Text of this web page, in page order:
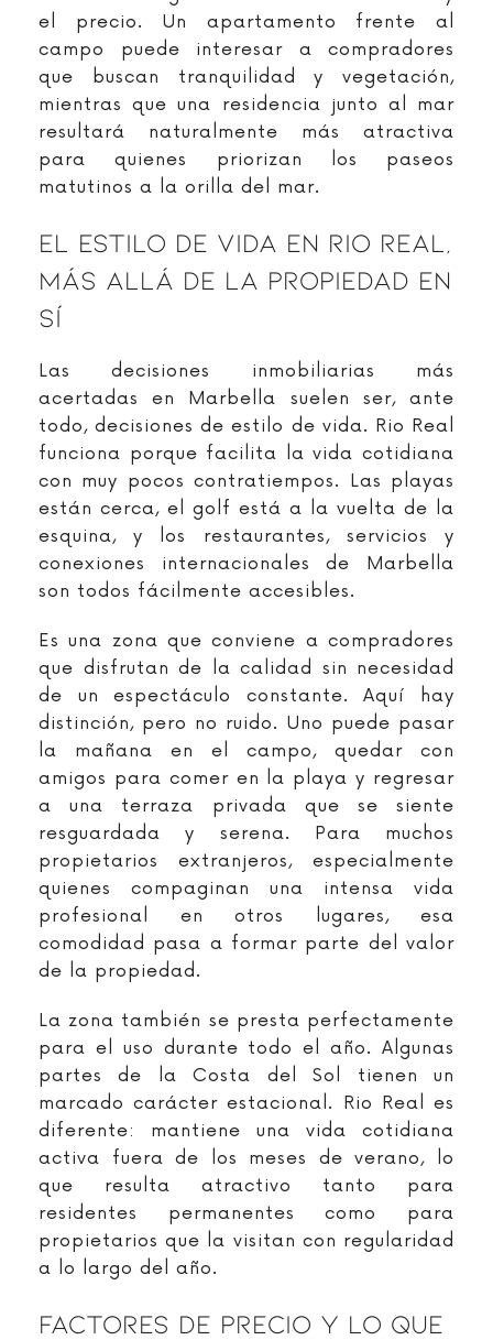
el precio. Un apartamento frente al
campo puede interesar a compradores
que buscan tranquilidad y vegetación,
mientras que una residencia junto al mar
resultará naturalmente más atractiva
para quienes priorizan los paseos
matutinos a la orilla del mar.
El Estilo De Vida En Rio Real,
Más Allá De La Propiedad En
Sí
Las decisiones inmobiliarias más
acertadas en Marbella suelen ser, ante
todo, decisiones de estilo de vida. Rio Real
funciona porque facilita la vida cotidiana
con muy pocos contratiempos. Las playas
están cerca, el golf está a la vuelta de la
esquina, y los restaurantes, servicios y
conexiones internacionales de Marbella
son todos fácilmente accesibles.
Es una zona que conviene a compradores
que disfrutan de la calidad sin necesidad
de un espectáculo constante. Aquí hay
distinción, pero no ruido. Uno puede pasar
la mañana en el campo, quedar con
amigos para comer en la playa y regresar
a una terraza privada que se siente
resguardada y serena. Para muchos
propietarios extranjeros, especialmente
quienes compaginan una intensa vida
profesional en otros lugares, esa
comodidad pasa a formar parte del valor
de la propiedad.
La zona también se presta perfectamente
para el uso durante todo el año. Algunas
partes de la Costa del Sol tienen un
marcado carácter estacional. Rio Real es
diferente: mantiene una vida cotidiana
activa fuera de los meses de verano, lo
que resulta atractivo tanto para
residentes permanentes como para
propietarios que la visitan con regularidad
a lo largo del año.
Factores De Precio Y Lo Que